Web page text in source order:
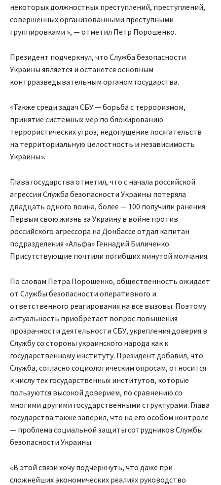
некоторых должностных преступлений, преступлений,
совершенных организованными преступными
группировками », — отметил Петр Порошенко.
Президент подчеркнул, что Служба безопасности
Украины является и останется основным
контрразведывательным органом государства.
«Также среди задач СБУ — борьба с терроризмом,
принятие системных мер по блокированию
террористических угроз, недопущение посягательств
на территориальную целостность и независимость
Украины».
Глава государства отметил, что с начала российской
агрессии Служба безопасности Украины потеряла
двадцать одного воина, более — 100 получили ранения.
Первым свою жизнь за Украину в войне против
российского агрессора на Донбассе отдал капитан
подразделения «Альфа» Геннадий Биличенко.
Присутствующие почтили погибших минутой молчания.
По словам Петра Порошенко, общественность ожидает
от Службы безопасности оперативного и
ответственного реагирования на все вызовы. Поэтому
актуальность приобретает вопрос повышения
прозрачности деятельности СБУ, укрепления доверия в
Службу со стороны украинского народа как к
государственному институту. Президент добавил, что
Служба, согласно социологическим опросам, относится
к числу тех государственных институтов, которые
пользуются высокой доверием, по сравнению со
многими другими государственными структурами. Глава
государства также заверил, что на его особом контроле
— проблема социальной защиты сотрудников Службы
безопасности Украины.
«В этой связи хочу подчеркнуть, что даже при
сложнейших экономических реалиях руководство